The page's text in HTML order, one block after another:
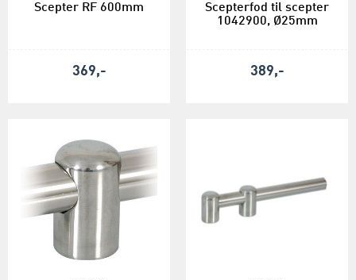
Scepter RF 600mm
369,-
Scepterfod til scepter
1042900, Ø25mm
389,-